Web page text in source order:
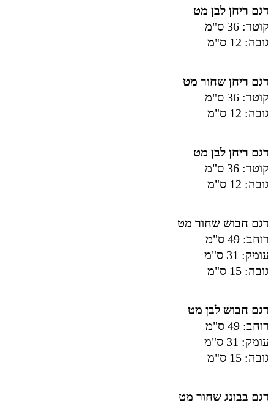
דגם ריחן לבן מט
קוטר: 36 ס"מ
גובה: 12 ס"מ
דגם ריחן שחור מט
קוטר: 36 ס"מ
גובה: 12 ס"מ
דגם ריחן לבן מט
קוטר: 36 ס"מ
גובה: 12 ס"מ
דגם חבוש שחור מט
רוחב: 49 ס"מ
עומק: 31 ס"מ
גובה: 15 ס"מ
דגם חבוש לבן מט
רוחב: 49 ס"מ
עומק: 31 ס"מ
גובה: 15 ס"מ
דגם בבונג שחור מט